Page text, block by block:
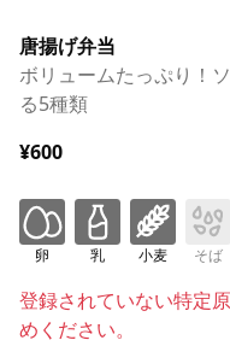
唐揚げ弁当
ボリュームたっぷり！
る5種類
¥600
卵 乳 小麦 そば
登録されていない特定
めください。